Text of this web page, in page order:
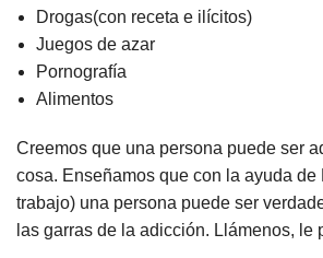
Drogas(con receta e ilícitos)
Juegos de azar
Pornografía
Alimentos
Creemos que una persona puede ser
cosa. Enseñamos que con la ayuda de
trabajo) una persona puede ser
las garras de la adicción. Llámenos, le